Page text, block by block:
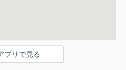
プリで見る